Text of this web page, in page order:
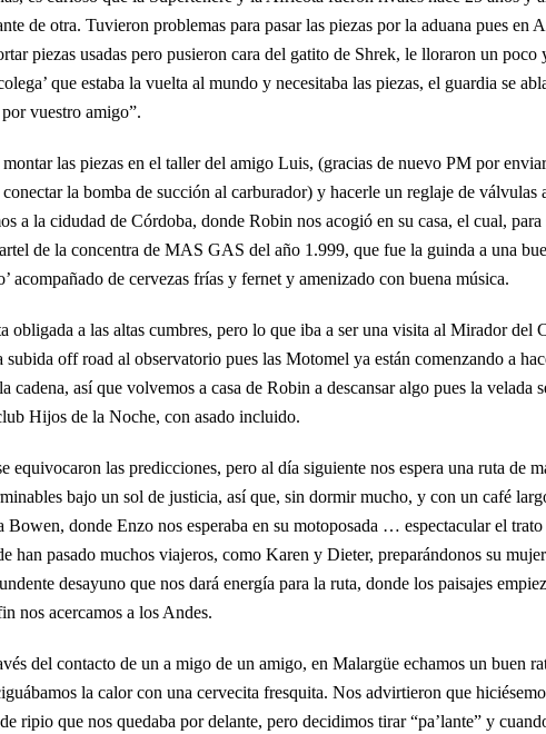
de otra. Tuvieron problemas para pasar las piezas por la aduana pues en
piezas usadas pero pusieron cara del gatito de Shrek, le lloraron un poco
que estaba la vuelta al mundo y necesitaba las piezas, el guardia se
vuestro amigo”.
montar las piezas en el taller del amigo Luis, (gracias de nuevo PM por
conectar la bomba de succión al carburador) y hacerle un reglaje de válvulas
a la cidudad de Córdoba, donde Robin nos acogió en su casa, el cual, para
de la concentra de MAS GAS del año 1.999, que fue la guinda a una
acompañado de cervezas frías y fernet y amenizado con buena música.
obligada a las altas cumbres, pero lo que iba a ser una visita al Mirador del
subida off road al observatorio pues las Motomel ya están comenzando a
cadena, así que volvemos a casa de Robin a descansar algo pues la velada
Hijos de la Noche, con asado incluido.
equivocaron las predicciones, pero al día siguiente nos espera una ruta de
bajo un sol de justicia, así que, sin dormir mucho, y con un café
Bowen, donde Enzo nos esperaba en su motoposada … espectacular el
han pasado muchos viajeros, como Karen y Dieter, preparándonos su
desayuno que nos dará energía para la ruta, donde los paisajes
nos acercamos a los Andes.
del contacto de un a migo de un amigo, en Malargüe echamos un buen
la calor con una cervecita fresquita. Nos advirtieron que
ripio que nos quedaba por delante, pero decidimos tirar “pa’lante” y